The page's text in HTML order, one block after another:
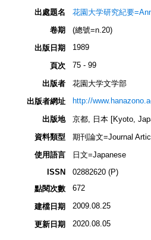
出處題名
花園大学研究紀要
卷期
(總號=n.20)
出版日期
1989
頁次 75 - 99
出版者
花園大学文学部
出版者網址
http://
出版地
京都, 日本 [Kyoto,
資料類型
期刊論文=Journal
使用語言
日文=Japanese
ISSN
02882620 (P)
點閱次數
672
建檔日期 2009.08.25
更新日期 2020.08.05